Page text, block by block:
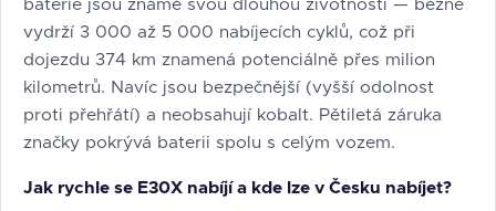
baterie jsou známé svou dlouhou životností — běžně
vydrží 3 000 až 5 000 nabíjecích cyklů, což při
dojezdu 374 km znamená potenciálně přes milion
kilometrů. Navíc jsou bezpečnější (vyšší odolnost
proti přehřátí) a neobsahují kobalt. Pětiletá záruka
značky pokrývá baterii spolu s celým vozem.
Jak rychle se E30X nabíjí a kde lze v Česku nabíjet?